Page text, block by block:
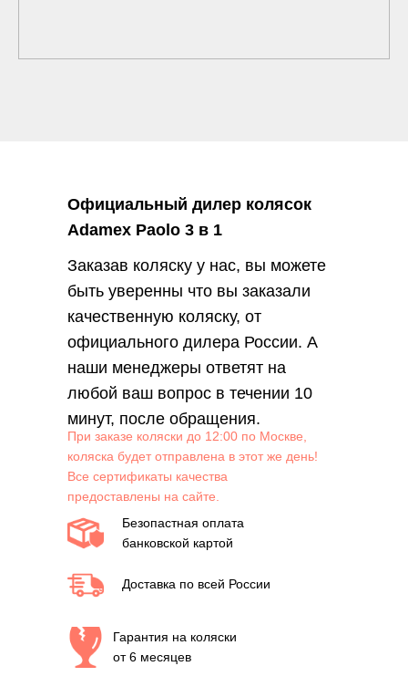
Официальный дилер колясок
Adamex Paolo 3 в 1
Заказав коляску у нас, вы можете
быть уверенны что вы заказали
качественную коляску, от
официального дилера России. А
наши менеджеры ответят на
любой ваш вопрос в течении 10
минут, после обращения.
При заказе коляски до 12:00 по Москве,
коляска будет отправлена в этот же день!
Все сертификаты качества
предоставлены на сайте.
Гарантия на коляски
от 6 месяцев
Безопастная оплата
банковской картой
Доставка по всей России